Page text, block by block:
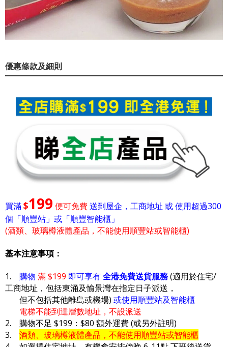
優惠條款及細則
買滿$199 便可免費送到屋企，工商地址 或 使用超過300
個「順豐站」或「順豐智能櫃」
(酒類、玻璃樽液體產品，不能使用順豐站或智能櫃)
基本注意事項：
1. 購物 滿 $199 即可享有全港免費送貨服務(適用於住宅/
工商地址，包括東涌及愉景灣在指定日子派送，
但不包括其他離島或機場) 或使用順豐站及智能櫃
電梯不能到達層數地址，不設派送
2. 購物不足 $199：$80 額外運費 (或另外註明)
3. 酒類、玻璃樽液體產品，不能使用順豐站或智能櫃